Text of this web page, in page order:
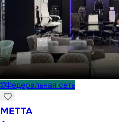
🌐Федеральная сеть
METTA